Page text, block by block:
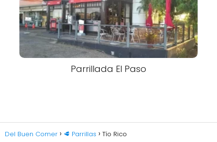
Parrillada El Paso
Del Buen Comer 🥩 Parrillas Tío Rico